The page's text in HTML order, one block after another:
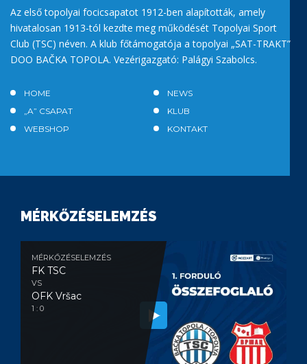
Az első topolyai focicsapatot 1912-ben alapították, amely
hivatalosan 1913-tól kezdte meg működését Topolyai Sport
Club (TSC) néven. A klub főtámogatója a topolyai „SAT-TRAKT”
DOO BAČKA TOPOLA. Vezérigazgató: Palágyi Szabolcs.
HOME
NEWS
„A” CSAPAT
KLUB
WEBSHOP
KONTAKT
MÉRKŐZÉSELEMZÉS
MÉRKŐZÉSELEMZÉS
FK TSC
VS
OFK Vršac
1 : 0